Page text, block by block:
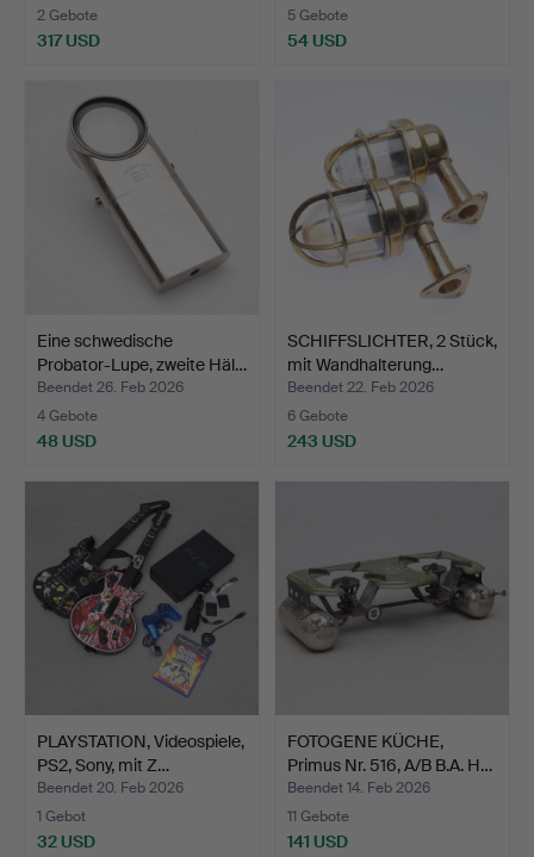
2 Gebote
317 USD
5 Gebote
54 USD
Eine schwedische
Probator-Lupe, zweite Häl…
Beendet 26. Feb 2026
4 Gebote
48 USD
SCHIFFSLICHTER, 2 Stück,
mit Wandhalterung…
Beendet 22. Feb 2026
6 Gebote
243 USD
PLAYSTATION, Videospiele,
PS2, Sony, mit Z…
Beendet 20. Feb 2026
1 Gebot
32 USD
FOTOGENE KÜCHE,
Primus Nr. 516, A/B B.A. H…
Beendet 14. Feb 2026
11 Gebote
141 USD